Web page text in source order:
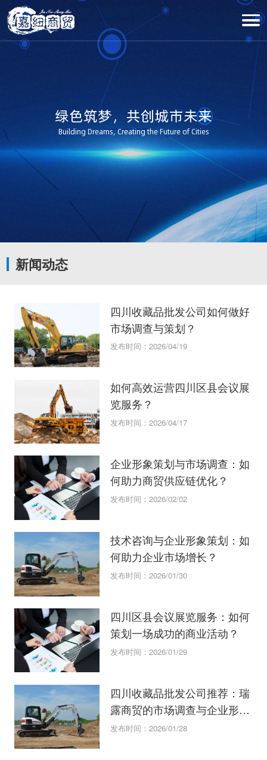
绿色筑梦，共创城市未来
Building Dreams, Creating the Future of Cities
新闻动态
四川收藏品批发公司如何做好
市场调查与策划？
发布时间：2026/04/19
如何高效运营四川区县会议展
览服务？
发布时间：2026/04/17
企业形象策划与市场调查：如
何助力商贸供应链优化？
发布时间：2026/02/02
技术咨询与企业形象策划：如
何助力企业市场增长？
发布时间：2026/01/30
四川区县会议展览服务：如何
策划一场成功的商业活动？
发布时间：2026/01/29
四川收藏品批发公司推荐：瑞
露商贸的市场调查与企业形象
策划解析
发布时间：2026/01/28